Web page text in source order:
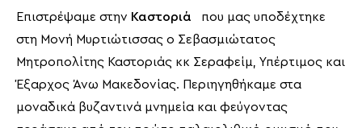
Επιστρέψαμε στην Καστοριά
που μας υποδέχτηκε
στη Μονή Μυρτιώτισσας ο Σεβασμιώτατος
Μητροπολίτης Καστοριάς κκ Σεραφείμ, Υπέρτιμος και
Έξαρχος Άνω Μακεδονίας. Περιηγηθήκαμε στα
μοναδικά βυζαντινά μνημεία και φεύγοντας